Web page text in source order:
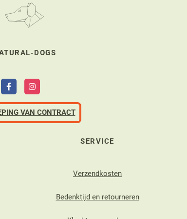
DOGS
VAN CONTRACT
SERVICE
Verzendkosten
Bedenktijd en retourneren